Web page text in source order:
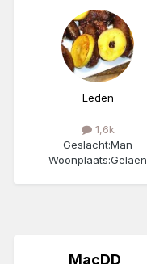
Leden
1,6k
Geslacht:Man
Woonplaats:Gelaen
MacDD